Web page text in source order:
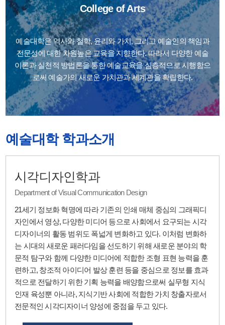
College of Arts
예술대학은 역사와 철학, 윤리와 가치, 그리고 예술인의 책임과
전문성에 대한 차원높은 교육을 지향한다. 따라서 다양한 예술
이론과 실천적 방법론을 통한 예술교육을 심층적으로 시행함으
로써 예술가의 새로운 가치관과 세계관을 확립한다.
예술대학 학과소개
시각디자인학과
Department of Visual Communication Design
21세기 정보화 혁명에 따라 기존의 인쇄 매체 중심의 그래픽디
자인에서 영상, 다양한 미디어 등으로 사회에서 요구되는 시각
디자이너의 활동 범위도 폭넓게 변화하고 있다. 이처럼 변화하
는 시대의 새로운 패러다임을 선도하기 위해 새로운 분야의 학
문적 탐구와 함께 다양한 미디어에 적합한 조형 표현 능력을 훈
련하고, 창조적 아이디어 발상 훈련 등을 중심으로 정보를 효과
적으로 전달하기 위한 기획 능력을 배양함으로써 실무형 지식
인재 육성뿐 아니라, 지식기반 사회에 적합한 가치 창출자로서
전문적인 시각디자이너 양성에 중점을 두고 있다.